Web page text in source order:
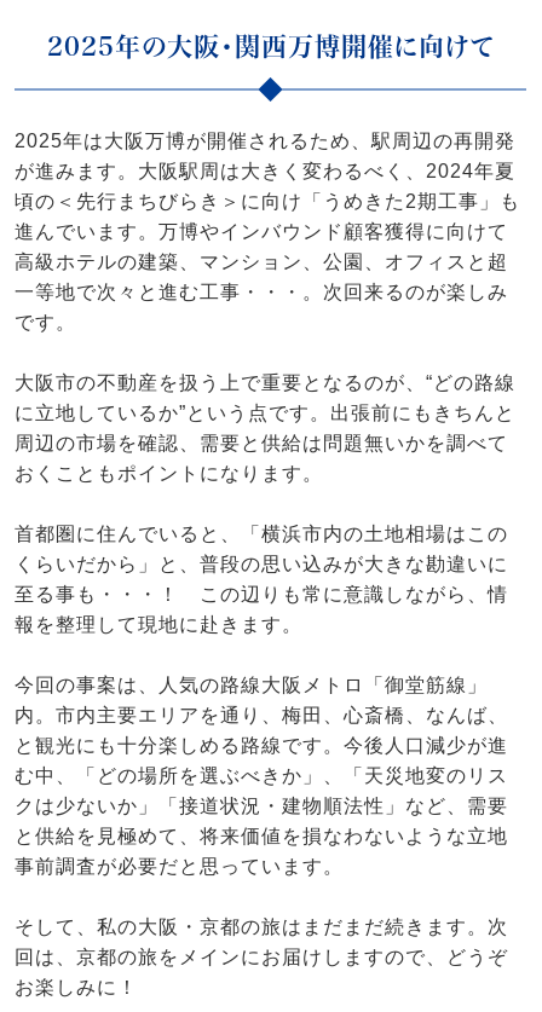
2025年の大阪・関西万博開催に向けて
2025年は大阪万博が開催されるため、駅周辺の再開発
が進みます。大阪駅周は大きく変わるべく、2024年夏
頃の＜先行まちびらき＞に向け「うめきた2期工事」も
進んでいます。万博やインバウンド顧客獲得に向けて
高級ホテルの建築、マンション、公園、オフィスと超
一等地で次々と進む工事・・・。次回来るのが楽しみ
です。
大阪市の不動産を扱う上で重要となるのが、“どの路線
に立地しているか”という点です。出張前にもきちんと
周辺の市場を確認、需要と供給は問題無いかを調べて
おくこともポイントになります。
首都圏に住んでいると、「横浜市内の土地相場はこの
くらいだから」と、普段の思い込みが大きな勘違いに
至る事も・・・！ この辺りも常に意識しながら、情
報を整理して現地に赴きます。
今回の事案は、人気の路線大阪メトロ「御堂筋線」
内。市内主要エリアを通り、梅田、心斎橋、なんば、
と観光にも十分楽しめる路線です。今後人口減少が進
む中、「どの場所を選ぶべきか」、「天災地変のリス
クは少ないか」「接道状況・建物順法性」など、需要
と供給を見極めて、将来価値を損なわないような立地
事前調査が必要だと思っています。
そして、私の大阪・京都の旅はまだまだ続きます。次
回は、京都の旅をメインにお届けしますので、どうぞ
お楽しみに！